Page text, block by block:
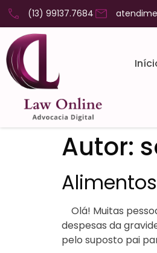
(13) 99137.7684
Autor:
Olá! Muitas
despesas da
pelo suposto pai